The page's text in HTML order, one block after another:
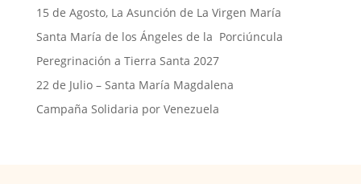
15 de Agosto, La Asunción de La Virgen María
Santa María de los Ángeles de la Porciúncula
Peregrinación a Tierra Santa 2027
22 de Julio – Santa María Magdalena
Campaña Solidaria por Venezuela